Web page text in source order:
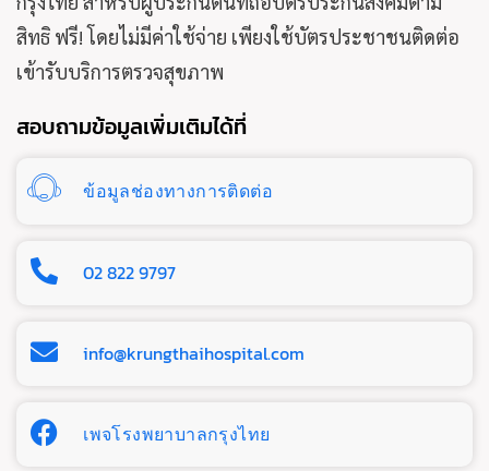
สิทธิ ฟรี! โดยไม่มีค่าใช้จ่าย เพียงใช้บัตรประชาชนติดต่อ
เข้ารับบริการตรวจสุขภาพ
สอบถามข้อมูลเพิ่มเติมได้ที่
ข้อมูลช่องทางการติดต่อ
02 822 9797
info@krungthaihospital.com
เพจโรงพยาบาลกรุงไทย